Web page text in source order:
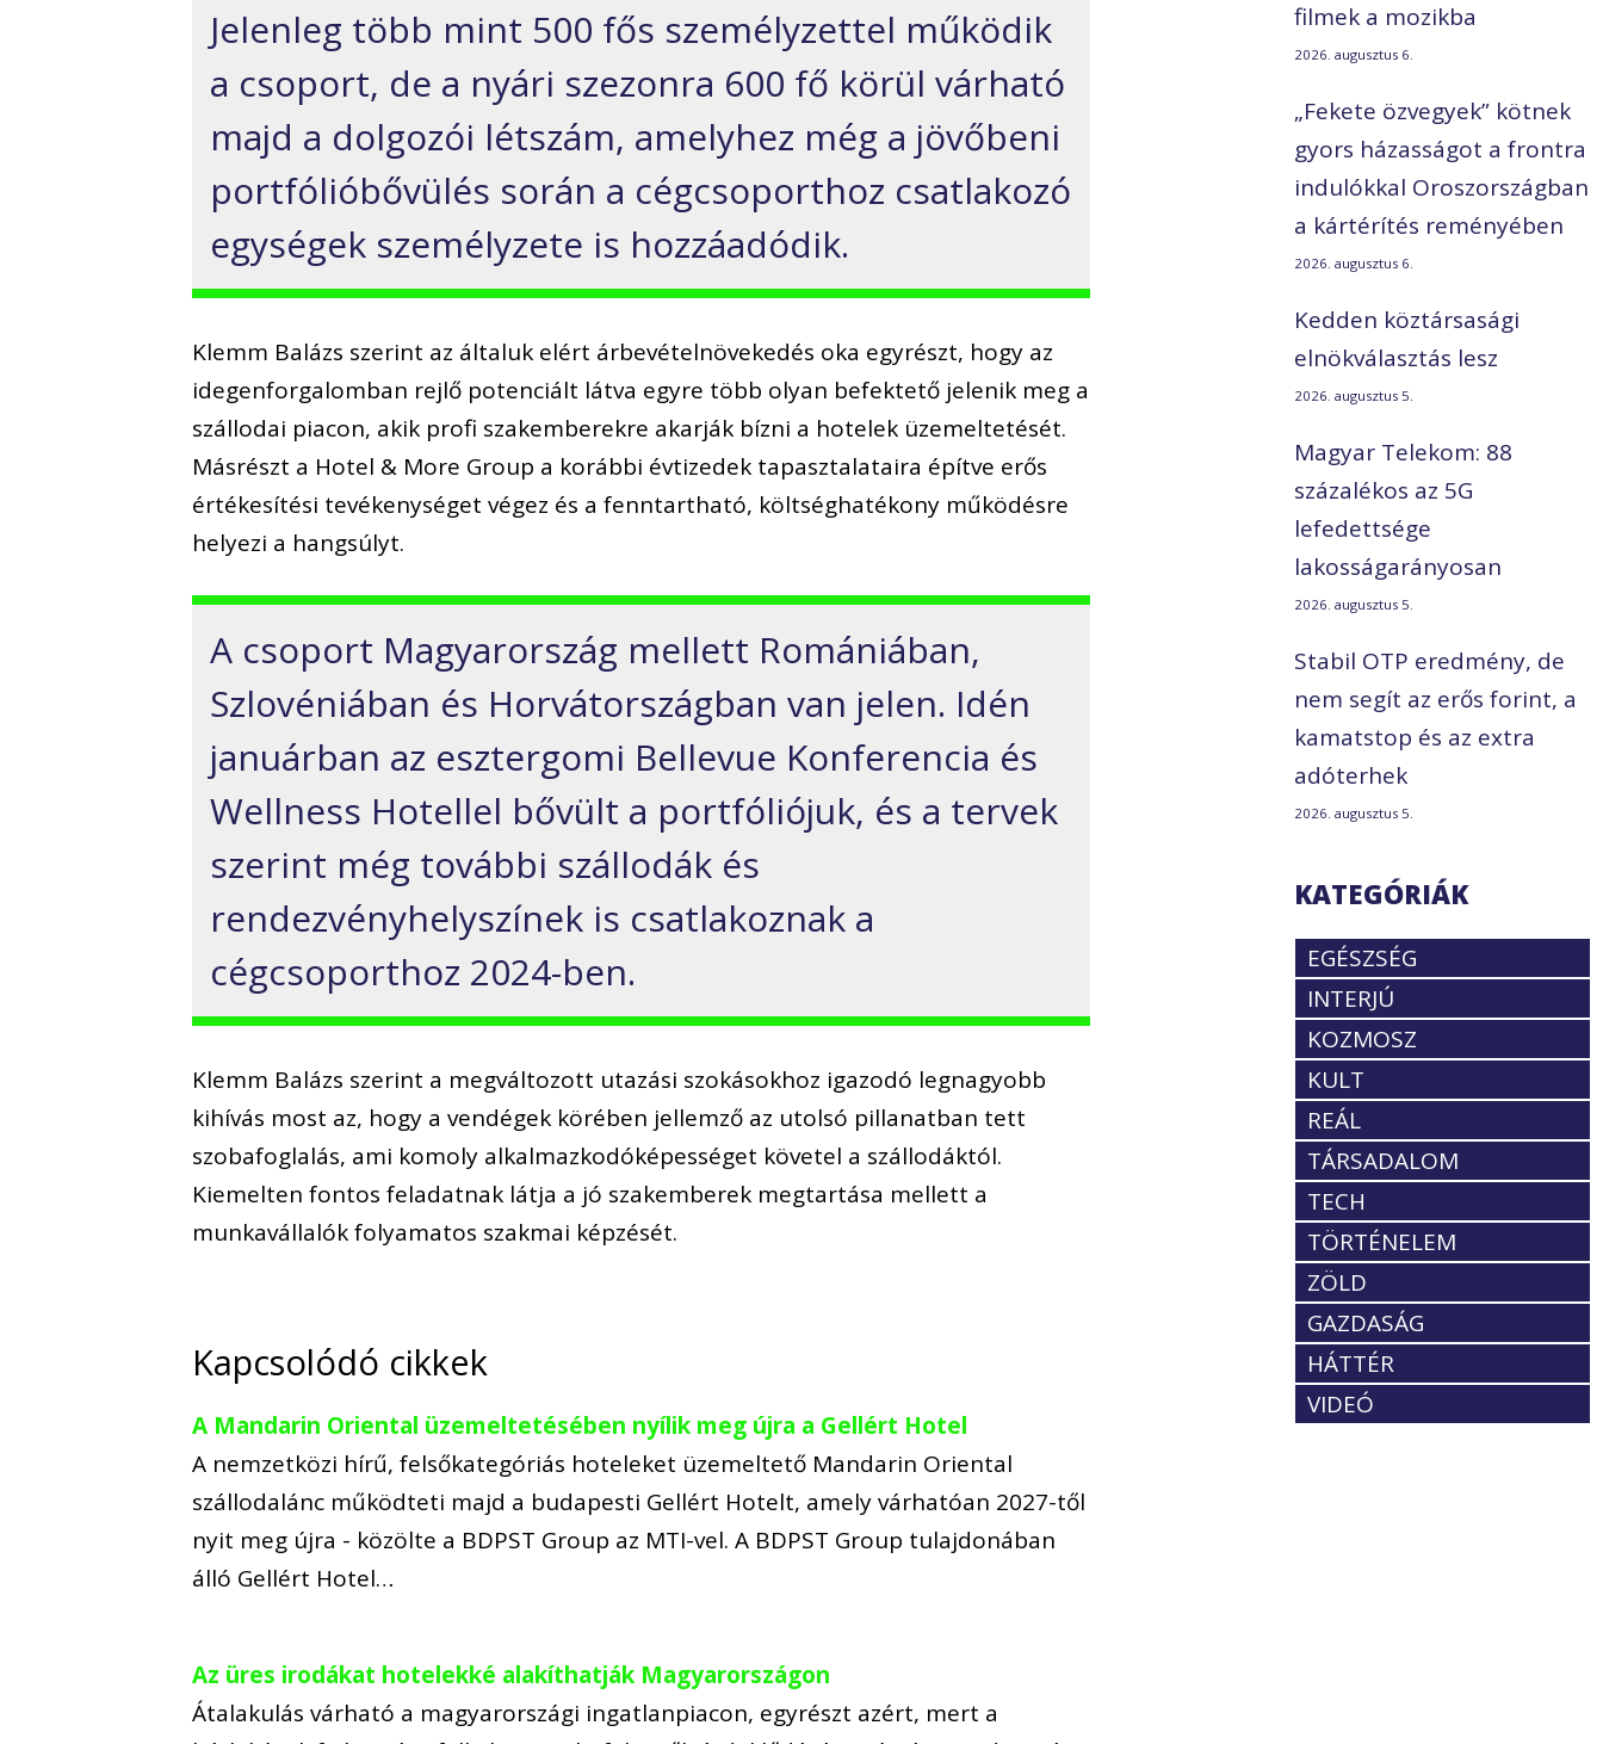
Jelenleg több mint 500 fős személyzettel működik
a csoport, de a nyári szezonra 600 fő körül várható
majd a dolgozói létszám, amelyhez még a jövőbeni
portfólióbővülés során a cégcsoporthoz csatlakozó
egységek személyzete is hozzáadódik.
Klemm Balázs szerint az általuk elért árbevételnövekedés oka egyrészt, hogy az
idegenforgalomban rejlő potenciált látva egyre több olyan befektető jelenik meg a
szállodai piacon, akik profi szakemberekre akarják bízni a hotelek üzemeltetését.
Másrészt a Hotel & More Group a korábbi évtizedek tapasztalataira építve erős
értékesítési tevékenységet végez és a fenntartható, költséghatékony működésre
helyezi a hangsúlyt.
A csoport Magyarország mellett Romániában,
Szlovéniában és Horvátországban van jelen. Idén
januárban az esztergomi Bellevue Konferencia és
Wellness Hotellel bővült a portfóliójuk, és a tervek
szerint még további szállodák és
rendezvényhelyszínek is csatlakoznak a
cégcsoporthoz 2024-ben.
Klemm Balázs szerint a megváltozott utazási szokásokhoz igazodó legnagyobb
kihívás most az, hogy a vendégek körében jellemző az utolsó pillanatban tett
szobafoglalás, ami komoly alkalmazkodóképességet követel a szállodáktól.
Kiemelten fontos feladatnak látja a jó szakemberek megtartása mellett a
munkavállalók folyamatos szakmai képzését.
Kapcsolódó cikkek
A Mandarin Oriental üzemeltetésében nyílik meg újra a Gellért Hotel
A nemzetközi hírű, felsőkategóriás hoteleket üzemeltető Mandarin Oriental
szállodalánc működteti majd a budapesti Gellért Hotelt, amely várhatóan 2027-től
nyit meg újra - közölte a BDPST Group az MTI-vel. A BDPST Group tulajdonában
álló Gellért Hotel…
Az üres irodákat hotelekké alakíthatják Magyarországon
Átalakulás várható a magyarországi ingatlanpiacon, egyrészt azért, mert a
filmek a mozikba
2026. augusztus 6.
„Fekete özvegyek” kötnek
gyors házasságot a frontra
indulókkal Oroszországban
a kártérítés reményében
2026. augusztus 6.
Kedden köztársasági
elnökválasztás lesz
2026. augusztus 5.
Magyar Telekom: 88
százalékos az 5G
lefedettsége
lakosságarányosan
2026. augusztus 5.
Stabil OTP eredmény, de
nem segít az erős forint, a
kamatstop és az extra
adóterhek
2026. augusztus 5.
KATEGÓRIÁK
EGÉSZSÉG
INTERJÚ
KOZMOSZ
KULT
REÁL
TÁRSADALOM
TECH
TÖRTÉNELEM
ZÖLD
GAZDASÁG
HÁTTÉR
VIDEÓ